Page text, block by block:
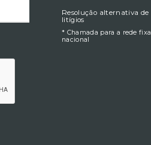
Resolução alternativa de
litígios
* Chamada para a rede fixa
nacional